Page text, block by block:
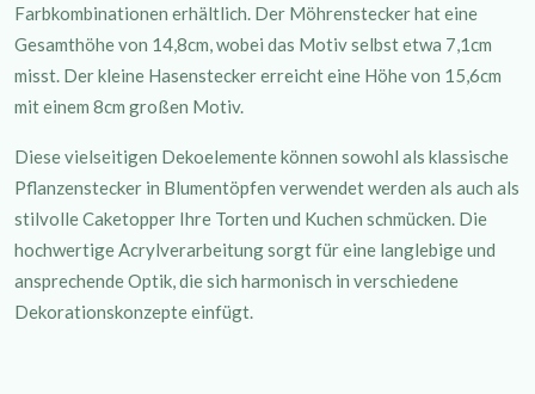
Farbkombinationen erhältlich. Der Möhrenstecker hat eine
Gesamthöhe von 14,8cm, wobei das Motiv selbst etwa 7,1cm
misst. Der kleine Hasenstecker erreicht eine Höhe von 15,6cm
mit einem 8cm großen Motiv.
Diese vielseitigen Dekoelemente können sowohl als klassische
Pflanzenstecker in Blumentöpfen verwendet werden als auch als
stilvolle Caketopper Ihre Torten und Kuchen schmücken. Die
hochwertige Acrylverarbeitung sorgt für eine langlebige und
ansprechende Optik, die sich harmonisch in verschiedene
Dekorationskonzepte einfügt.